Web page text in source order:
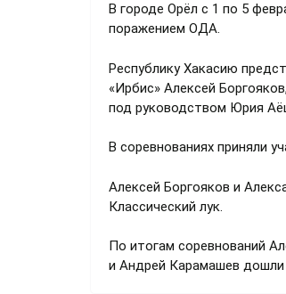
В городе Орёл с 1 по 5
поражением ОДА.
Республику Хакасию
«Ирбис» Алексей
под руководством Юрия
В соревнованиях приняли
Алексей Боргояков и
Классический лук.
По итогам соревнований
и Андрей Карамашев